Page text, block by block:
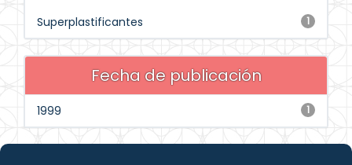
1
Superplastificantes
Fecha de publicación
1
1999